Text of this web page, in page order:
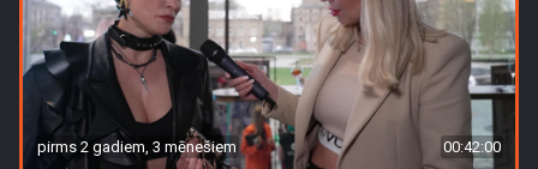
pirms 2 gadiem, 3 mēnešiem 00:42:00